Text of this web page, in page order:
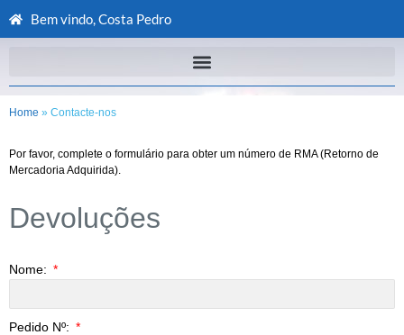
Bem vindo, Costa Pedro
Home » Contacte-nos
Por favor, complete o formulário para obter um número de RMA (Retorno de
Mercadoria Adquirida).
Devoluções
Nome:
Pedido Nº: